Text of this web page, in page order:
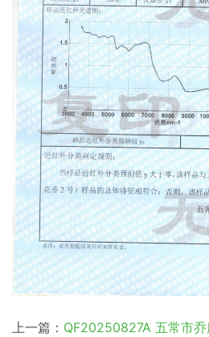
上一篇： QF20250827A 五常市